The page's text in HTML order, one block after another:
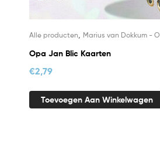
Alle producten Marius van Dokkum -
Opa Jan Blic Kaarten
€2,79
Toevoegen Aan Winkelwagen